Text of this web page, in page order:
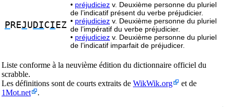
P REJU DICI EZ
• préjudiciez v. Deuxième personne du pluriel
de l’indicatif présent du verbe préjudicier.
• préjudiciez v. Deuxième personne du pluriel
de l’impératif du verbe préjudicier.
• préjudiciez v. Deuxième personne du pluriel
de l’indicatif imparfait de préjudicer.
Liste conforme à la neuvième édition du dictionnaire officiel du
scrabble.
Les définitions sont de courts extraits de WikWik.org
et de
1Mot.net
.